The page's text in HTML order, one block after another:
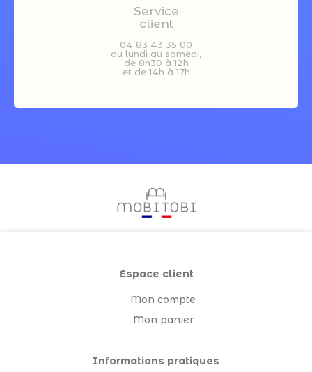
Service
client
04 83 43 35 00
du lundi au samedi,
de 8h30 à 12h
et de 14h à 17h
Espace client
Mon compte
Mon panier
Informations pratiques